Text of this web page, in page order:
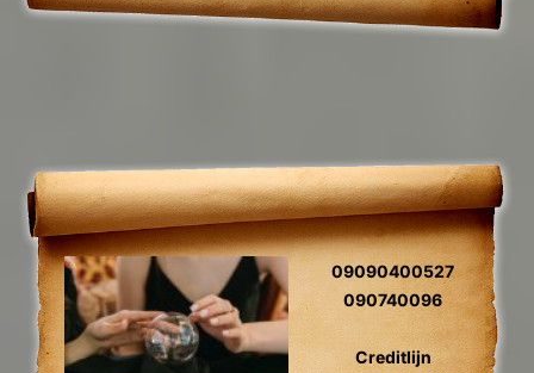
09090400527
090740096
Creditlijn